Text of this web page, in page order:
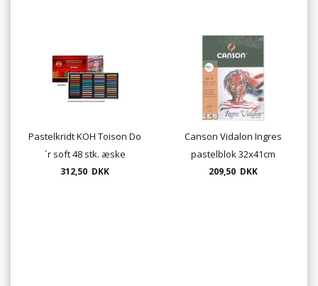
Pastelkridt KOH Toison Do
´r soft 48 stk. æske
312,50 DKK
Canson Vidalon Ingres
pastelblok 32x41cm
209,50 DKK